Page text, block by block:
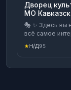
Дворец
МО
район.
🎭 ✨ Здесь вы
всё самое
и важное, что
культурной
нашего
города: ✳️Новости о
★Н/Д95